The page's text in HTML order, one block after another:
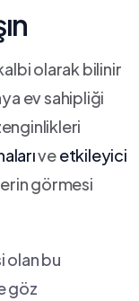
olarak bilinir
ev sahipliği
⁤veetkileyici
görmesi
olan bu
göz